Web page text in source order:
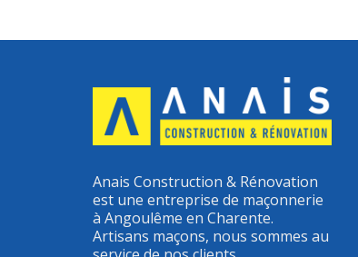
Anais Construction & Rénovation
est une entreprise de maçonnerie
à Angoulême en Charente.
Artisans maçons, nous sommes au